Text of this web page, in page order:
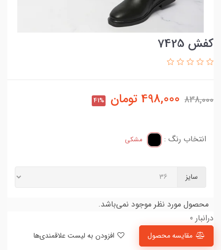
کفش 7425
838,000
498,000 تومان 41%
انتخاب رنگ : مشکی
سایز
محصول مورد نظر موجود نمی‌باشد.
درانبار 0
مقایسه محصول